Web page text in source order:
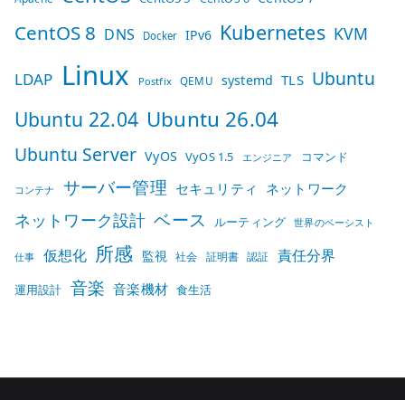
CentOS 8 DNS Docker IPv6 Kubernetes KVM
LDAP Linux Postfix QEMU systemd TLS Ubuntu
Ubuntu 22.04 Ubuntu 26.04
Ubuntu Server VyOS VyOS 1.5 エンジニア コマンド
コンテナ サーバー管理 セキュリティ ネットワーク
ネットワーク設計 ベース ルーティング 世界のベーシスト
仕事 仮想化 所感 監視 社会 証明書 認証 責任分界
運用設計 音楽 音楽機材 食生活